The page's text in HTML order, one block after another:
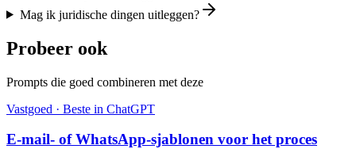
Mag ik juridische dingen uitleggen?
Probeer ook
Prompts die goed combineren met deze
Vastgoed · Beste in ChatGPT
E-mail- of WhatsApp-sjablonen voor het proces